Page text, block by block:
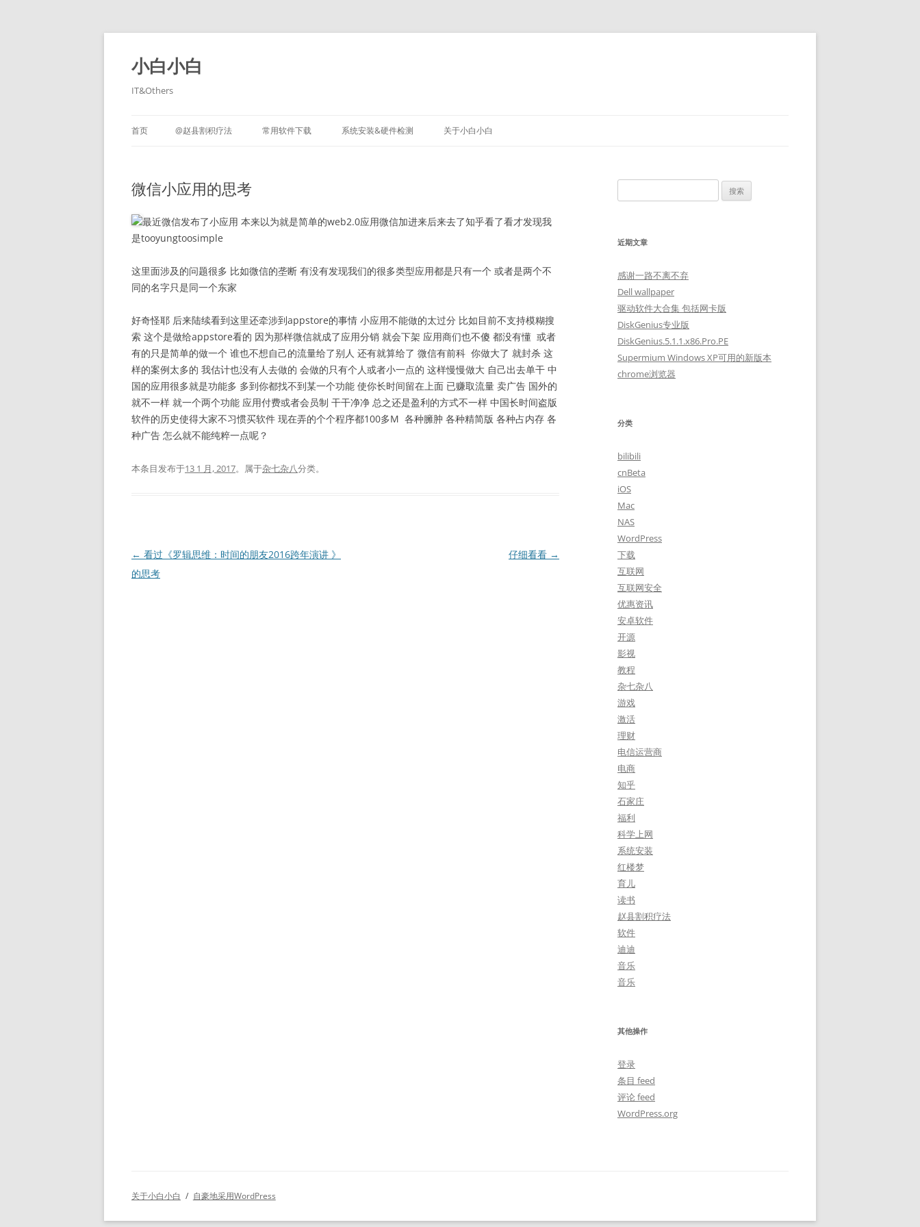
跳
正
文
小白小白
IT&Others
首页 @赵县割积疗法 常用软件下载 系统安装&硬件检测 关于小白小白
微信小应用的思考
最近微信发布了小应用 本来以为就是简单的web2.0应用微信加进来后来去了知乎看了看才发现我
是tooyungtoosimple
这里面涉及的问题很多 比如微信的垄断 有没有发现我们的很多类型应用都是只有一个 或者是两个不
同的名字只是同一个东家
好奇怪耶 后来陆续看到这里还牵涉到appstore的事情 小应用不能做的太过分 比如目前不支持模糊搜
索 这个是做给appstore看的 因为那样微信就成了应用分销 就会下架 应用商们也不傻 都没有懂 或者
有的只是简单的做一个 谁也不想自己的流量给了别人 还有就算给了 微信有前科 你做大了 就封杀 这
样的案例太多的 我估计也没有人去做的 会做的只有个人或者小一点的 这样慢慢做大 自己出去单干 中
国的应用很多就是功能多 多到你都找不到某一个功能 使你长时间留在上面 已赚取流量 卖广告 国外的
就不一样 就一个两个功能 应用付费或者会员制 干干净净 总之还是盈利的方式不一样 中国长时间盗版
软件的历史使得大家不习惯买软件 现在弄的个个程序都100多M 各种臃肿 各种精简版 各种占内存 各
种广告 怎么就不能纯粹一点呢？
本条目发布于13 1 月, 2017。属于杂七杂八分类。
文
章
← 看过《罗辑思维：时间的朋友2016跨年演讲 》
的思考
仔细看看 →
索：
近期文章
感谢一路不离不弃
Dell wallpaper
驱动软件大合集 包括网卡版
DiskGenius专业版
DiskGenius.5.1.1.x86.Pro.PE
Supermium Windows XP可用的新版本
chrome浏览器
分类
bilibili
cnBeta
iOS
Mac
NAS
WordPress
下载
互联网
互联网安全
优惠资讯
安卓软件
开源
影视
教程
杂七杂八
游戏
激活
理财
电信运营商
电商
知乎
石家庄
福利
科学上网
系统安装
红楼梦
育儿
读书
赵县割积疗法
软件
迪迪
音乐
音乐
其他操作
登录
条目 feed
评论 feed
WordPress.org
关于小白小白 自豪地采用WordPress